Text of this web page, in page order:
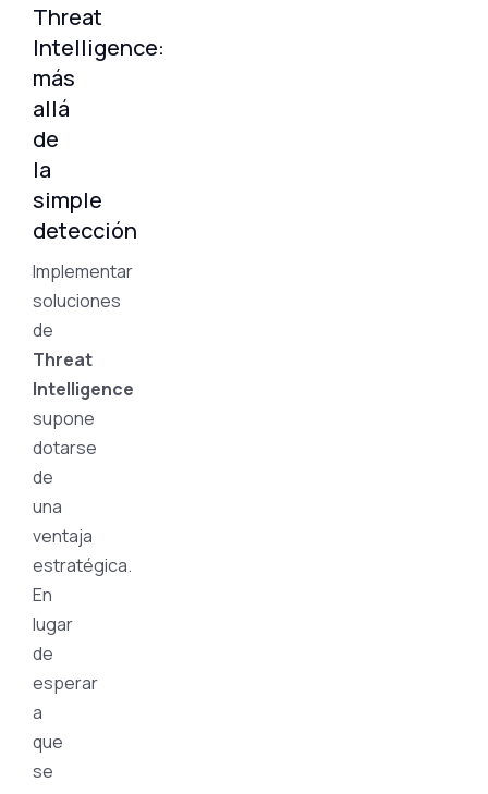
Threat
Intelligence:
más
allá
de
la
simple
detección
Implementar
soluciones
de
Threat
Intelligence
supone
dotarse
de
una
ventaja
estratégica.
En
lugar
de
esperar
a
que
se